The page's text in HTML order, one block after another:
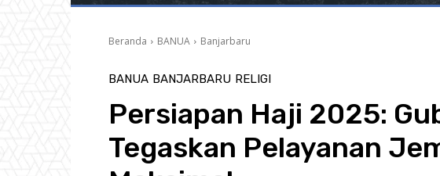
Beranda BANUA Banjarbaru
BANUA BANJARBARU RELIGI
Persiapan Haji 2025:
Tegaskan Pelayanan